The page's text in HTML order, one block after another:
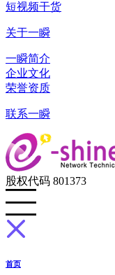
短视频干货
关于一瞬
一瞬简介
企业文化
荣誉资质
联系一瞬
股权代码 801373
首页